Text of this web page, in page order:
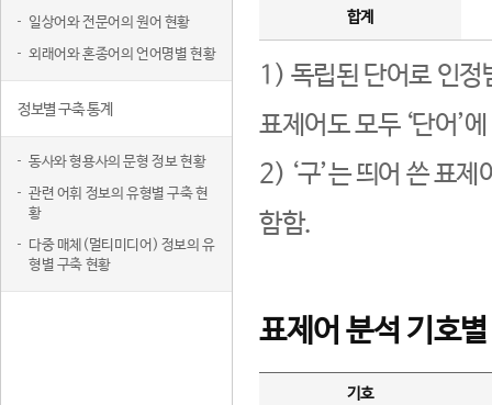
일상어와 전문어의 원어 현황
외래어와 혼종어의 언어명별 현황
정보별 구축 통계
동사와 형용사의 문형 정보 현황
관련 어휘 정보의 유형별 구축 현
황
다중 매체(멀티미디어) 정보의 유
형별 구축 현황
합계
1) 독립된 단어로 인정
표제어도 모두 ‘단어’
2) ‘구’는 띄어 쓴 표
함함.
표제어 분석 기호
기호